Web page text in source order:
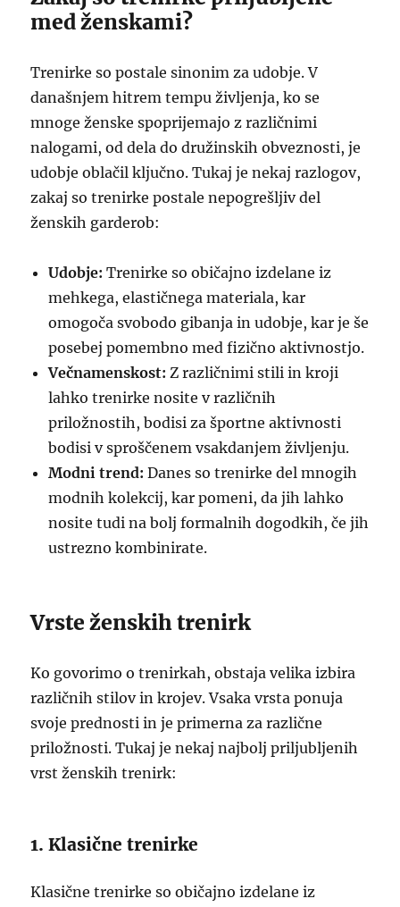
med ženskami?
Trenirke so postale sinonim za udobje. V
današnjem hitrem tempu življenja, ko se
mnoge ženske spoprijemajo z različnimi
nalogami, od dela do družinskih obveznosti, je
udobje oblačil ključno. Tukaj je nekaj razlogov,
zakaj so trenirke postale nepogrešljiv del
ženskih garderob:
Udobje: Trenirke so običajno izdelane iz
mehkega, elastičnega materiala, kar
omogoča svobodo gibanja in udobje, kar je še
posebej pomembno med fizično aktivnostjo.
Večnamenskost: Z različnimi stili in kroji
lahko trenirke nosite v različnih
priložnostih, bodisi za športne aktivnosti
bodisi v sproščenem vsakdanjem življenju.
Modni trend: Danes so trenirke del mnogih
modnih kolekcij, kar pomeni, da jih lahko
nosite tudi na bolj formalnih dogodkih, če jih
ustrezno kombinirate.
Vrste ženskih trenirk
Ko govorimo o trenirkah, obstaja velika izbira
različnih stilov in krojev. Vsaka vrsta ponuja
svoje prednosti in je primerna za različne
priložnosti. Tukaj je nekaj najbolj priljubljenih
vrst ženskih trenirk:
1. Klasične trenirke
Klasične trenirke so običajno izdelane iz